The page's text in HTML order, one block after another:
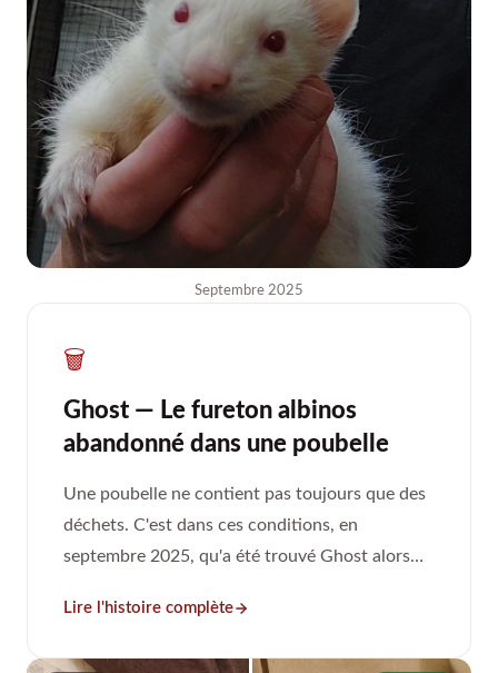
Septembre 2025
🗑️
Ghost — Le fureton albinos
abandonné dans une poubelle
Une poubelle ne contient pas toujours que des
déchets. C'est dans ces conditions, en
septembre 2025, qu'a été trouvé Ghost alors
Lire l'histoire complète